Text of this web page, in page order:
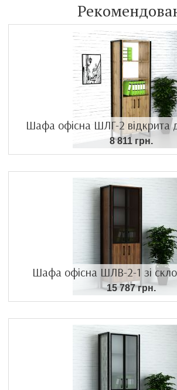
Шафа офісна ШЛГ-2 відкрита
8 811 грн.
Шафа офісна ШЛВ-2-1 зі
15 787 грн.